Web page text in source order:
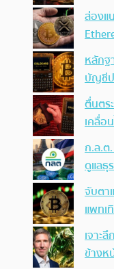
ส่องแ
หลักฐ
บัญชีป
ตื่นตร
เคลื่อ
ก.ล.ต
ดูแลธุ
จับตา
แพทเ
เจาะ
ข้างห